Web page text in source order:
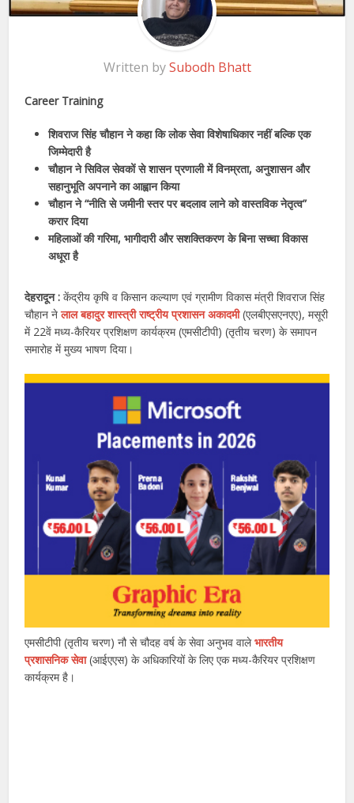
Written bySubodh Bhatt
Career Training
शिवराज सिंह चौहान ने कहा कि लोक सेवा विशेषाधिकार नहीं बल्कि एक
जिम्मेदारी है
चौहान ने सिविल सेवकों से शासन प्रणाली में विनम्रता, अनुशासन और
सहानुभूति अपनाने का आह्वान किया
चौहान ने “नीति से जमीनी स्तर पर बदलाव लाने को वास्तविक नेतृत्व”
करार दिया
महिलाओं की गरिमा, भागीदारी और सशक्तिकरण के बिना सच्चा विकास
अधूरा है
देहरादून : केंद्रीय कृषि व किसान कल्याण एवं ग्रामीण विकास मंत्री शिवराज सिंह
चौहान नेलाल बहादुर शास्त्री राष्ट्रीय प्रशासन अकादमी(एलबीएसएनएए), मसूरी
में 22वें मध्य-कैरियर प्रशिक्षण कार्यक्रम (एमसीटीपी) (तृतीय चरण) के समापन
समारोह में मुख्य भाषण दिया।
एमसीटीपी (तृतीय चरण) नौ से चौदह वर्ष के सेवा अनुभव वालेभारतीय
प्रशासनिक सेवा(आईएएस) के अधिकारियों के लिए एक मध्य-कैरियर प्रशिक्षण
कार्यक्रम है।